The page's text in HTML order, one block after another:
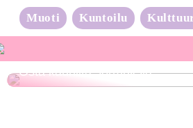
Muoti Kuntoilu
Osta kauniita sormuksia